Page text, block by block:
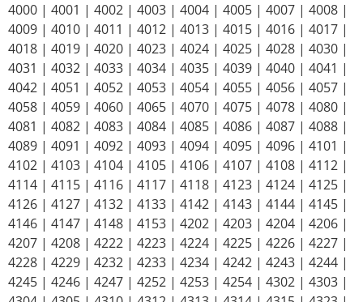
4000 | 4001 | 4002 | 4003 | 4004 | 4005 | 4007 | 4008 |
4009 | 4010 | 4011 | 4012 | 4013 | 4015 | 4016 | 4017 |
4018 | 4019 | 4020 | 4023 | 4024 | 4025 | 4028 | 4030 |
4031 | 4032 | 4033 | 4034 | 4035 | 4039 | 4040 | 4041 |
4042 | 4051 | 4052 | 4053 | 4054 | 4055 | 4056 | 4057 |
4058 | 4059 | 4060 | 4065 | 4070 | 4075 | 4078 | 4080 |
4081 | 4082 | 4083 | 4084 | 4085 | 4086 | 4087 | 4088 |
4089 | 4091 | 4092 | 4093 | 4094 | 4095 | 4096 | 4101 |
4102 | 4103 | 4104 | 4105 | 4106 | 4107 | 4108 | 4112 |
4114 | 4115 | 4116 | 4117 | 4118 | 4123 | 4124 | 4125 |
4126 | 4127 | 4132 | 4133 | 4142 | 4143 | 4144 | 4145 |
4146 | 4147 | 4148 | 4153 | 4202 | 4203 | 4204 | 4206 |
4207 | 4208 | 4222 | 4223 | 4224 | 4225 | 4226 | 4227 |
4228 | 4229 | 4232 | 4233 | 4234 | 4242 | 4243 | 4244 |
4245 | 4246 | 4247 | 4252 | 4253 | 4254 | 4302 | 4303 |